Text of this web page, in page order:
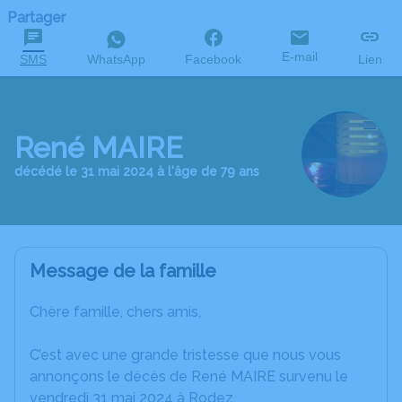
Partager
SMS WhatsApp Facebook E-mail Lien
René MAIRE
décédé le 31 mai 2024 à l'âge de 79 ans
Message de la famille
Chère famille, chers amis,
C’est avec une grande tristesse que nous vous
annonçons le décès de René MAIRE survenu le
vendredi 31 mai 2024 à Rodez.